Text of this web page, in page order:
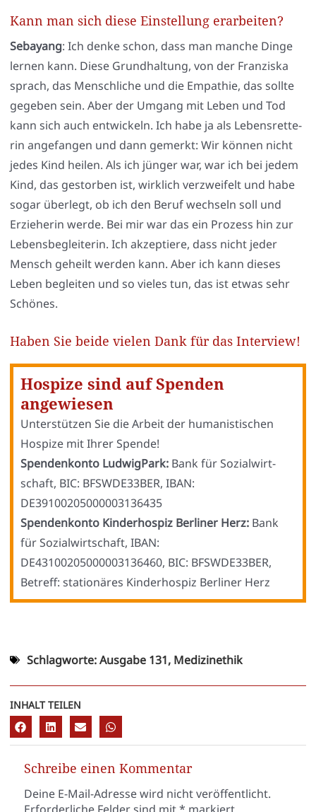
Kann man sich diese Einstellung erarbeiten?
Seba­yang: Ich den­ke schon, dass man man­che Din­ge
ler­nen kann. Die­se Grund­hal­tung, von der Fran­zis­ka
sprach, das Mensch­li­che und die Empa­thie, das soll­te
gege­ben sein. Aber der Umgang mit Leben und Tod
kann sich auch ent­wi­ckeln. Ich habe ja als Lebens­ret­te­
rin ange­fan­gen und dann gemerkt: Wir kön­nen nicht
jedes Kind hei­len. Als ich jün­ger war, war ich bei jedem
Kind, das gestor­ben ist, wirk­lich ver­zwei­felt und habe
sogar über­legt, ob ich den Beruf wech­seln soll und
Erzie­he­rin wer­de. Bei mir war das ein Pro­zess hin zur
Lebens­be­glei­te­rin. Ich akzep­tie­re, dass nicht jeder
Mensch geheilt wer­den kann. Aber ich kann die­ses
Leben beglei­ten und so vie­les tun, das ist etwas sehr
Schö­nes.
Haben Sie beide vielen Dank für das Interview!
Hospize sind auf Spenden
angewiesen
Unter­stüt­zen Sie die Arbeit der huma­nis­ti­schen
Hos­pi­ze mit Ihrer Spen­de!
Spen­den­kon­to Lud­wig­Park:Bank für Sozi­al­wirt­
schaft, BIC: BFSWDE33BER, IBAN:
DE39100205000003136435
Spen­den­kon­to Kin­der­hos­piz Ber­li­ner Herz:Bank
für Sozi­al­wirt­schaft, IBAN:
DE43100205000003136460, BIC: BFSWDE33BER,
Betreff: sta­tio­nä­res Kin­der­hos­piz Ber­li­ner Herz
Schlagworte:Ausgabe 131, Medizinethik
INHALT TEILEN
Schreibe einen Kommentar
Deine E-Mail-Adresse wird nicht veröffentlicht.